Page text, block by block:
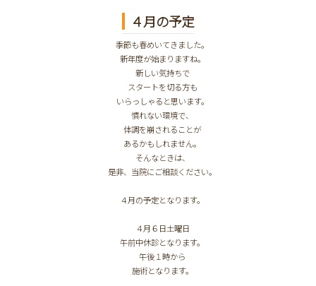
４月の予定
季節も春めいてきました。
新年度が始まりますね。
新しい気持ちで
スタートを切る方も
いらっしゃると思います。
慣れない環境で、
体調を崩されることが
あるかもしれません。
そんなときは、
是非、当院にご相談ください。
４月の予定となります。
４月６日土曜日
午前中休診となります。
午後１時から
施術となります。